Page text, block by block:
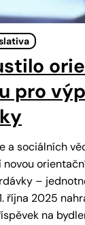
pro
a sociálních
–
října 2025
na